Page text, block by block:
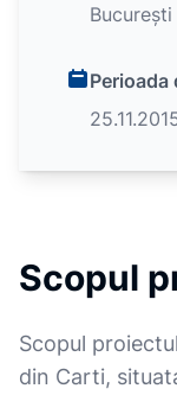
București
Perioada
Scopul
Scopul
din Carti,